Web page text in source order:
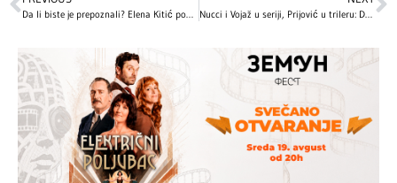
Da li biste je prepoznali? Elena Kitić pokazala kako je izgledala u detinjstvu, snimci iz porodične arhive oduševili sve (VIDEO) Nucci i Vojaž u seriji, Prijović u trileru: Domaće zvijezde zasijale na glumačkom nebu